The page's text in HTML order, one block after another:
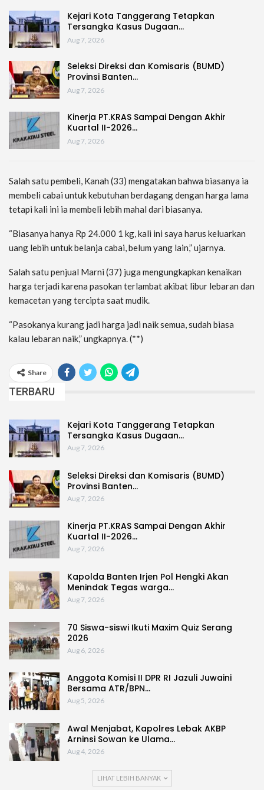
Kejari Kota Tanggerang Tetapkan
Tersangka Kasus Dugaan…
Aug 7, 2026
Seleksi Direksi dan Komisaris (BUMD)
Provinsi Banten…
Aug 7, 2026
Kinerja PT.KRAS Sampai Dengan Akhir
Kuartal II-2026…
Aug 7, 2026
Salah satu pembeli, Kanah (33) mengatakan bahwa biasanya ia
membeli cabai untuk kebutuhan berdagang dengan harga lama
tetapi kali ini ia membeli lebih mahal dari biasanya.
“Biasanya hanya Rp 24.000 1 kg, kali ini saya harus keluarkan
uang lebih untuk belanja cabai, belum yang lain,” ujarnya.
Salah satu penjual Marni (37) juga mengungkapkan kenaikan
harga terjadi karena pasokan terlambat akibat libur lebaran dan
kemacetan yang tercipta saat mudik.
“Pasokanya kurang jadi harga jadi naik semua, sudah biasa
kalau lebaran naik,” ungkapnya. (**)
Share
TERBARU
Kejari Kota Tanggerang Tetapkan
Tersangka Kasus Dugaan…
Aug 7, 2026
Seleksi Direksi dan Komisaris (BUMD)
Provinsi Banten…
Aug 7, 2026
Kinerja PT.KRAS Sampai Dengan Akhir
Kuartal II-2026…
Aug 7, 2026
Kapolda Banten Irjen Pol Hengki Akan
Menindak Tegas warga…
Aug 7, 2026
70 Siswa-siswi Ikuti Maxim Quiz Serang
2026
Aug 6, 2026
Anggota Komisi II DPR RI Jazuli Juwaini
Bersama ATR/BPN…
Aug 5, 2026
Awal Menjabat, Kapolres Lebak AKBP
Arninsi Sowan ke Ulama…
Aug 4, 2026
LIHAT LEBIH BANYAK